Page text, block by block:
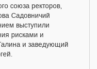
союза ректоров,
Садовничий
выступили
рисками и
и заведующий